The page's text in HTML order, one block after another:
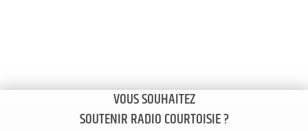
VOUS SOUHAITEZ
SOUTENIR RADIO COURTOISIE ?